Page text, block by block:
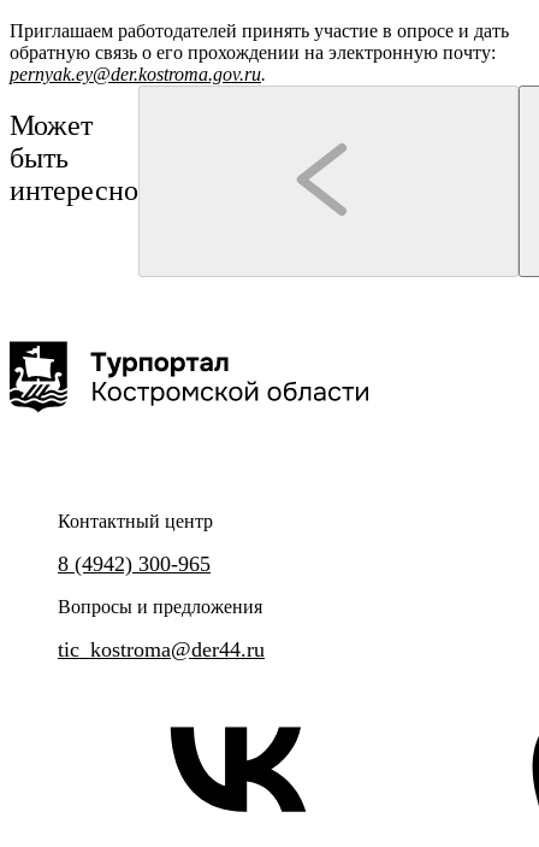
Приглашаем работодателей принять участие в опросе и дать
обратную связь о его прохождении на электронную почту:
pernyak.ey@der.kostroma.gov.ru.
Может
быть
интересно
Познакомьтесь с Костромой и её
историей
Контактный центр
8 (4942) 300-965
Вопросы и предложения
tic_kostroma@der44.ru